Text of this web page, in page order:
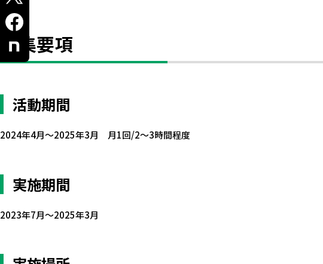
募集要項
活動期間
2024年4月～2025年3月 月1回/2～3時間程度
実施期間
2023年7月～2025年3月